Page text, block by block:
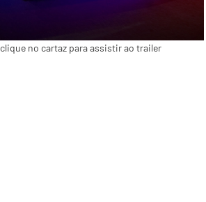
clique no cartaz para assistir ao trailer